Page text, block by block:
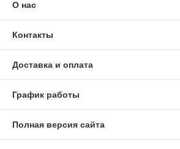
О нас
Контакты
Доставка и оплата
График работы
Полная версия сайта